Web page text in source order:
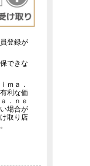
登録が
できな
ｍａ．
利な価
．ｎｅ
場合が
取り店